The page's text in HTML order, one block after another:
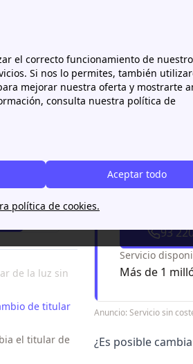
el correcto funcionamiento de
Si nos lo permites, también
mejorar nuestra oferta y mostrarte
consulta nuestra política de
Aceptar todo
política de cookies.
luz Cambio de titular de la luz sin
de la luz sin
de titular
el titular de
Cambio
Cambiar el
del contrato
ley al respecto.
93
Servicio
Más de 1
Anuncio: Servicio sin
¿Es posible